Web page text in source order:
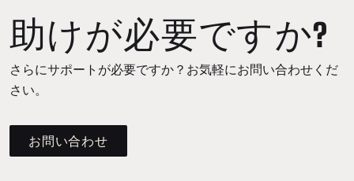
助けが必要ですか?
さらにサポートが必要ですか？お気軽にお問い合わせくだ
さい。
お問い合わせ